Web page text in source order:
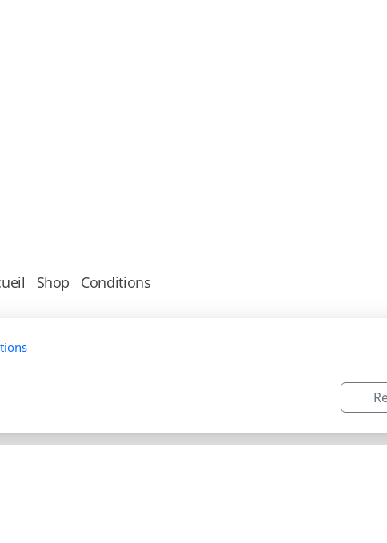
Shop Conditions
de contact, mais également au